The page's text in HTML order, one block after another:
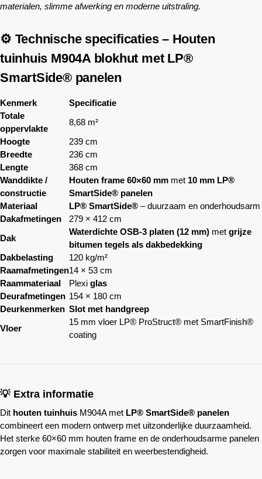
materialen, slimme afwerking en moderne uitstraling.
⚙️ Technische specificaties – Houten
tuinhuis M904A blokhut met LP®
SmartSide® panelen
Kenmerk
Specificatie
Totale
oppervlakte
8,68 m²
Hoogte
239 cm
Breedte
236 cm
Lengte
368 cm
Wanddikte /
constructie
Houten frame 60×60 mm met 10 mm LP®
SmartSide® panelen
Materiaal
LP® SmartSide® – duurzaam en onderhoudsarm
Dakafmetingen
279 × 412 cm
Dak
Waterdichte OSB-3 platen (12 mm) met grijze
bitumen tegels als dakbedekking
Dakbelasting
120 kg/m²
Raamafmetingen14 × 53 cm
Raammateriaal
Plexi glas
Deurafmetingen 154 × 180 cm
Deurkenmerken Slot met handgreep
Vloer
15 mm vloer LP® ProStruct® met SmartFinish®
coating
💡 Extra informatie
Dit houten tuinhuis M904A met LP® SmartSide® panelen
combineert een modern ontwerp met uitzonderlijke duurzaamheid.
Het sterke 60×60 mm houten frame en de onderhoudsarme panelen
zorgen voor maximale stabiliteit en weerbestendigheid.